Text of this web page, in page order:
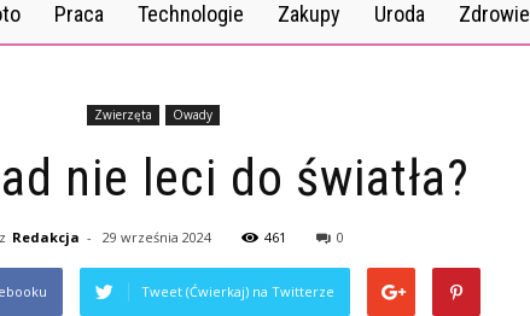
Praca Technologie Zakupy Uroda Zdrowie
Zwierzęta Owady
nie leci do światła?
Redakcja - 29 września 2024 461 0
Tweet (Ćwierkaj) na Twitterze